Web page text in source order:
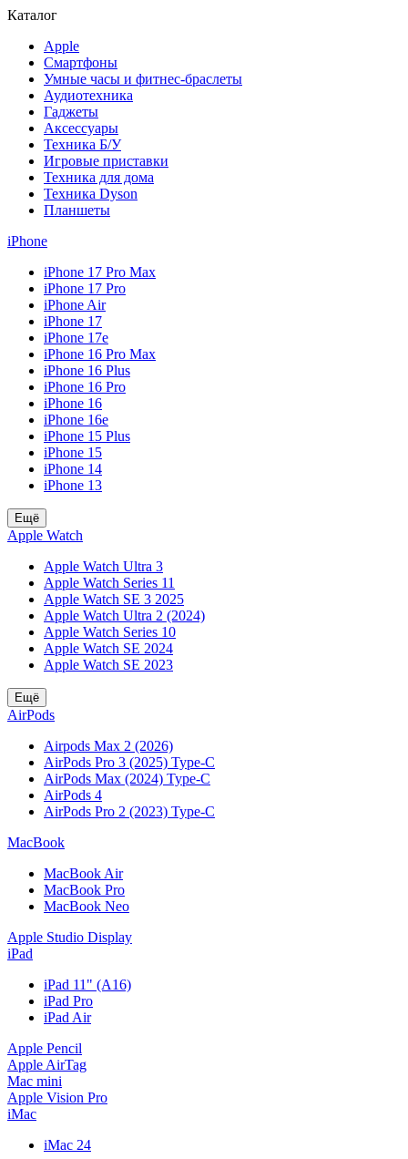
Каталог
Apple
Смартфоны
Умные часы и фитнес-браслеты
Аудиотехника
Гаджеты
Аксессуары
Техника Б/У
Игровые приставки
Техника для дома
Техника Dyson
Планшеты
iPhone
iPhone 17 Pro Max
iPhone 17 Pro
iPhone Air
iPhone 17
iPhone 17e
iPhone 16 Pro Max
iPhone 16 Plus
iPhone 16 Pro
iPhone 16
iPhone 16e
iPhone 15 Plus
iPhone 15
iPhone 14
iPhone 13
Ещё
Apple Watch
Apple Watch Ultra 3
Apple Watch Series 11
Apple Watch SE 3 2025
Apple Watch Ultra 2 (2024)
Apple Watch Series 10
Apple Watch SE 2024
Apple Watch SE 2023
Ещё
AirPods
Airpods Max 2 (2026)
AirPods Pro 3 (2025) Type-C
AirPods Max (2024) Type-C
AirPods 4
AirPods Pro 2 (2023) Type-C
MacBook
MacBook Air
MacBook Pro
MacBook Neo
Apple Studio Display
iPad
iPad 11" (A16)
iPad Pro
iPad Air
Apple Pencil
Apple AirTag
Mac mini
Apple Vision Pro
iMac
iMac 24